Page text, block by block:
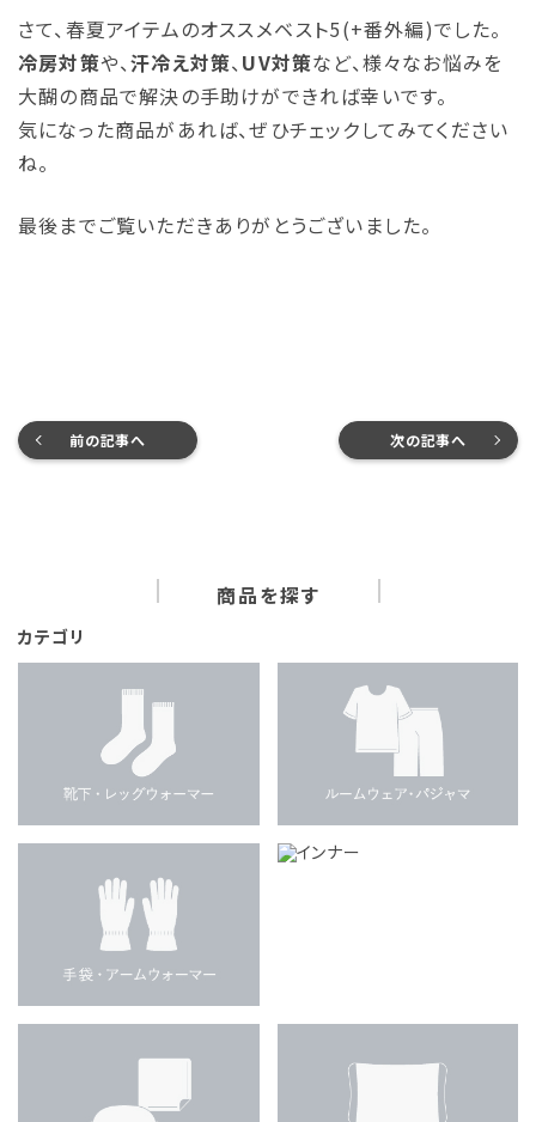
さて、春夏アイテムのオススメベスト5(+番外編)でした。
冷房対策や、汗冷え対策、 UV対策など、様々なお悩みを
大醐の商品で解決の手助けができれば幸いです。
気になった商品があれば、ぜひチェックしてみてください
ね。
最後までご覧いただきありがとうございました。
前の記事へ 次の記事へ
商品を探す
カテゴリ